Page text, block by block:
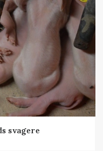
svagere